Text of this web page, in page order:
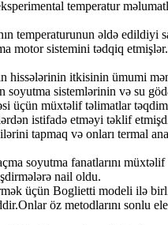
temperatur
temperaturunun əldə
motor sistemini tədqiq
hissələrinin itkisinin ümumi
sistemlərinin və su
üçün müxtəlif təlimatlar
istifadə etməyi təklif
tapmaq və onları termal
soyutma fanatlarını
nail oldu.
üçün Boglietti modeli ilə
öz metodlarını